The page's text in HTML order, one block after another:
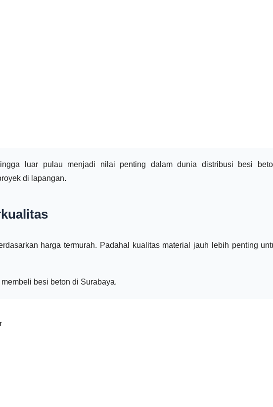
luar pulau menjadi nilai penting dalam dunia distribusi besi
di lapangan.
harga termurah. Padahal kualitas material jauh lebih penting
besi beton di Surabaya.